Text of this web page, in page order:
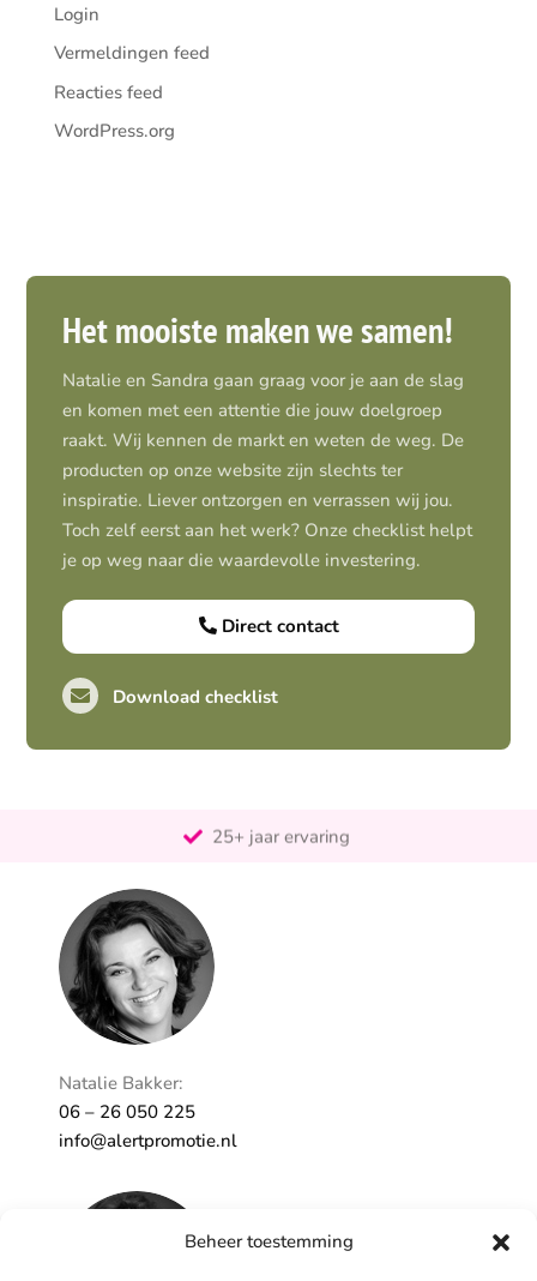
Beheer toestemming
Login
Vermeldingen feed
Reacties feed
WordPress.org
Het mooiste maken we samen!
Natalie en Sandra gaan graag voor je aan de slag
en komen met een attentie die jouw doelgroep
raakt. Wij kennen de markt en weten de weg. De
producten op onze website zijn slechts ter
inspiratie. Liever ontzorgen en verrassen wij jou.
Toch zelf eerst aan het werk? Onze checklist helpt
je op weg naar die waardevolle investering.
Direct contact
Download checklist
25+ jaar ervaring
Natalie Bakker:
06 – 26 050 225
info@alertpromotie.nl